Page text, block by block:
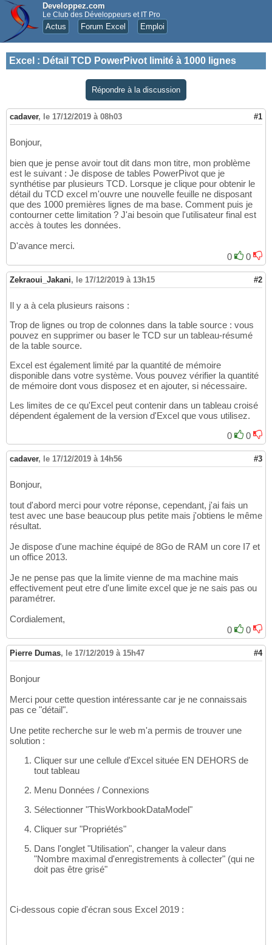
Developpez.com
Le Club des Développeurs et IT Pro
Actus Forum Excel Emploi
Excel : Détail TCD PowerPivot limité à 1000 lignes
Répondre à la discussion
cadaver, le 17/12/2019 à 08h03 #1
Bonjour,
bien que je pense avoir tout dit dans mon titre, mon problème
est le suivant : Je dispose de tables PowerPivot que je
synthétise par plusieurs TCD. Lorsque je clique pour obtenir le
détail du TCD excel m'ouvre une nouvelle feuille ne disposant
que des 1000 premières lignes de ma base. Comment puis je
contourner cette limitation ? J'ai besoin que l'utilisateur final est
accès à toutes les données.
D'avance merci.
0
0
Zekraoui_Jakani, le 17/12/2019 à 13h15 #2
Il y a à cela plusieurs raisons :
Trop de lignes ou trop de colonnes dans la table source : vous
pouvez en supprimer ou baser le TCD sur un tableau-résumé
de la table source.
Excel est également limité par la quantité de mémoire
disponible dans votre système. Vous pouvez vérifier la quantité
de mémoire dont vous disposez et en ajouter, si nécessaire.
Les limites de ce qu'Excel peut contenir dans un tableau croisé
dépendent également de la version d'Excel que vous utilisez.
0
0
cadaver, le 17/12/2019 à 14h56 #3
Bonjour,
tout d'abord merci pour votre réponse, cependant, j'ai fais un
test avec une base beaucoup plus petite mais j'obtiens le même
résultat.
Je dispose d'une machine équipé de 8Go de RAM un core I7 et
un office 2013.
Je ne pense pas que la limite vienne de ma machine mais
effectivement peut etre d'une limite excel que je ne sais pas ou
paramétrer.
Cordialement,
0
0
Pierre Dumas, le 17/12/2019 à 15h47 #4
Bonjour
Merci pour cette question intéressante car je ne connaissais
pas ce "détail".
Une petite recherche sur le web m'a permis de trouver une
solution :
Cliquer sur une cellule d'Excel située EN DEHORS de
tout tableau
Menu Données / Connexions
Sélectionner "ThisWorkbookDataModel"
Cliquer sur "Propriétés"
Dans l'onglet "Utilisation", changer la valeur dans
"Nombre maximal d'enregistrements à collecter" (qui ne
doit pas être grisé"
Ci-dessous copie d'écran sous Excel 2019 :